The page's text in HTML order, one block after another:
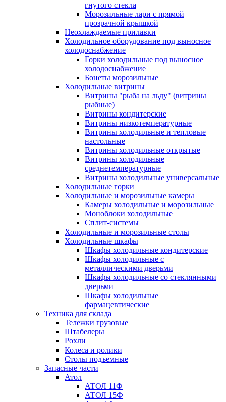
гнутого стекла
Морозильные лари с прямой
прозрачной крышкой
Неохлаждаемые прилавки
Холодильное оборудование под выносное
холодоснабжение
Горки холодильные под выносное
холодоснабжение
Бонеты морозильные
Холодильные витрины
Витрины "рыба на льду" (витрины
рыбные)
Витрины кондитерские
Витрины низкотемпературные
Витрины холодильные и тепловые
настольные
Витрины холодильные открытые
Витрины холодильные
среднетемпературные
Витрины холодильные универсальные
Холодильные горки
Холодильные и морозильные камеры
Камеры холодильные и морозильные
Моноблоки холодильные
Сплит-системы
Холодильные и морозильные столы
Холодильные шкафы
Шкафы холодильные кондитерские
Шкафы холодильные с
металлическими дверьми
Шкафы холодильные со стеклянными
дверьми
Шкафы холодильные
фармацевтические
Техника для склада
Тележки грузовые
Штабелеры
Рохли
Колеса и ролики
Столы подъемные
Запасные части
Атол
АТОЛ 11Ф
АТОЛ 15Ф